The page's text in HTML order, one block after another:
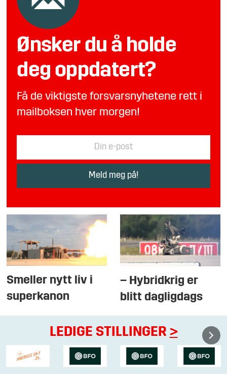
Ønsker du å holde
deg oppdatert?
Få de viktigste forsvarsnyhetene rett i
mailboksen hver morgen!
Smeller nytt liv i
superkanon
– Hybridkrig er
blitt dagligdags
LEDIGE STILLINGER >